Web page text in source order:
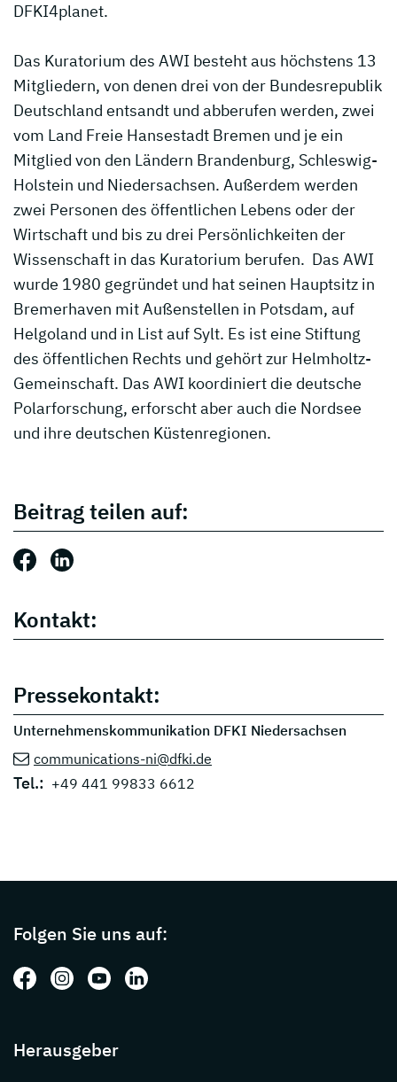
DFKI4planet.
Das Kuratorium des AWI besteht aus höchstens 13
Mitgliedern, von denen drei von der Bundesrepublik
Deutschland entsandt und abberufen werden, zwei
vom Land Freie Hansestadt Bremen und je ein
Mitglied von den Ländern Brandenburg, Schleswig-
Holstein und Niedersachsen. Außerdem werden
zwei Personen des öffentlichen Lebens oder der
Wirtschaft und bis zu drei Persönlichkeiten der
Wissenschaft in das Kuratorium berufen. Das AWI
wurde 1980 gegründet und hat seinen Hauptsitz in
Bremerhaven mit Außenstellen in Potsdam, auf
Helgoland und in List auf Sylt. Es ist eine Stiftung
des öffentlichen Rechts und gehört zur Helmholtz-
Gemeinschaft. Das AWI koordiniert die deutsche
Polarforschung, erforscht aber auch die Nordsee
und ihre deutschen Küstenregionen.
Beitrag teilen auf:
Beitrag teilen auf: Facebook
Beitrag teilen auf: LinkedIn
Kontakt:
Pressekontakt:
Unternehmenskommunikation DFKI Niedersachsen
communications-ni@dfki.de
Tel.: +49 441 99833 6612
Folgen Sie uns auf:
Folgen Sie uns auf: Facebook
Folgen Sie uns auf: Instagram
Folgen Sie uns auf: Youtube
Folgen Sie uns auf: LinkedIn
Herausgeber